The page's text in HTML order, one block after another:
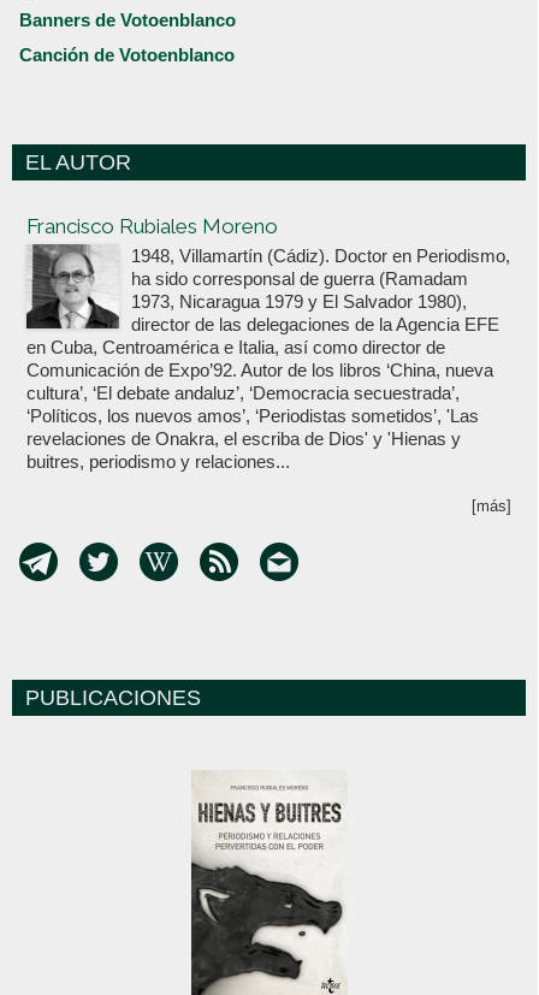
Banners de Votoenblanco
Canción de Votoenblanco
EL AUTOR
Francisco Rubiales Moreno
1948, Villamartín (Cádiz). Doctor en Periodismo,
ha sido corresponsal de guerra (Ramadam
1973, Nicaragua 1979 y El Salvador 1980),
director de las delegaciones de la Agencia EFE
en Cuba, Centroamérica e Italia, así como director de
Comunicación de Expo’92. Autor de los libros ‘China, nueva
cultura’, ‘El debate andaluz’, ‘Democracia secuestrada’,
‘Políticos, los nuevos amos’, ‘Periodistas sometidos’, 'Las
revelaciones de Onakra, el escriba de Dios' y 'Hienas y
buitres, periodismo y relaciones...
[más]
PUBLICACIONES